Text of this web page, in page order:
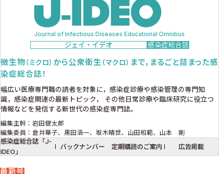
Journal of Infectious Diseases Educational Omnibus
ジェイ・イデオ 感染症総合誌
微生物（ミクロ） から公衆衛生（マクロ） まで，まるごと詰まった感
染症総合誌！
幅広い医療専門職の読者を対象に，感染症診療や感染管理の専門知
識，感染症関連の最新トピック，
その他日常診療や臨床研究に役立つ
情報などを発信する新世代の感染症専門誌。
編集主幹：岩田健太郎
編集委員：倉井華子、黒田浩一、坂木晴世、山田和範、山本 剛
感染症総合誌「J-
IDEO」
バックナンバー 定期購読のご案内 広告掲載
最新号